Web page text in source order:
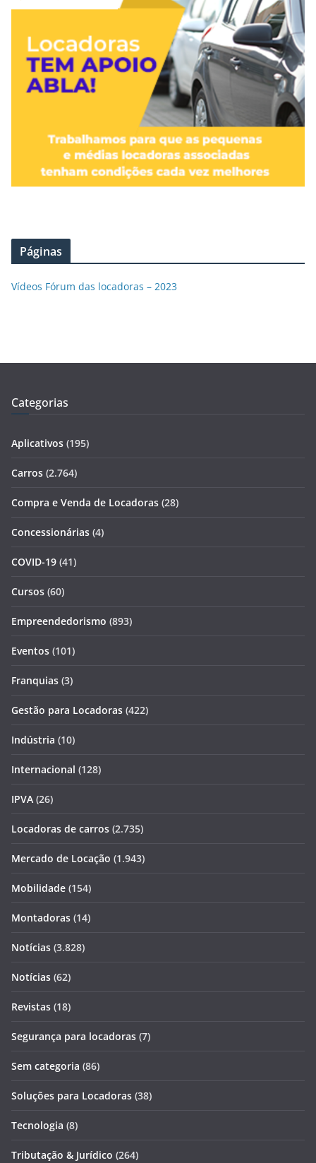
Páginas
Vídeos Fórum das locadoras – 2023
Categorias
Aplicativos (195)
Carros (2.764)
Compra e Venda de Locadoras (28)
Concessionárias (4)
COVID-19 (41)
Cursos (60)
Empreendedorismo (893)
Eventos (101)
Franquias (3)
Gestão para Locadoras (422)
Indústria (10)
Internacional (128)
IPVA (26)
Locadoras de carros (2.735)
Mercado de Locação (1.943)
Mobilidade (154)
Montadoras (14)
Notícias (3.828)
Notícias (62)
Revistas (18)
Segurança para locadoras (7)
Sem categoria (86)
Soluções para Locadoras (38)
Tecnologia (8)
Tributação & Jurídico (264)